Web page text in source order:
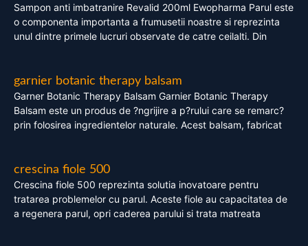
Sampon anti imbatranire Revalid 200ml Ewopharma Parul este
o componenta importanta a frumusetii noastre si reprezinta
unul dintre primele lucruri observate de catre ceilalti. Din
garnier botanic therapy balsam
Garner Botanic Therapy Balsam Garnier Botanic Therapy
Balsam este un produs de ?ngrijire a p?rului care se remarc?
prin folosirea ingredientelor naturale. Acest balsam, fabricat
crescina fiole 500
Crescina fiole 500 reprezinta solutia inovatoare pentru
tratarea problemelor cu parul. Aceste fiole au capacitatea de
a regenera parul, opri caderea parului si trata matreata